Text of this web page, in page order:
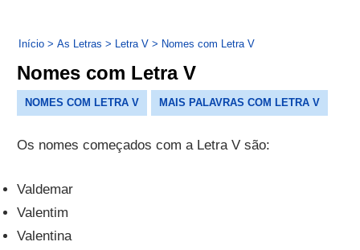
Início > As Letras > Letra V > Nomes com Letra V
Nomes com Letra V
NOMES COM LETRA V MAIS PALAVRAS COM LETRA V
Os nomes começados com a Letra V são:
Valdemar
Valentim
Valentina